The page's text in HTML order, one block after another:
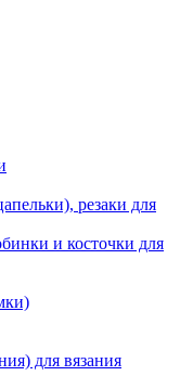
резаки для
и косточки для
для вязания